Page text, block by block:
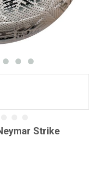
Strike